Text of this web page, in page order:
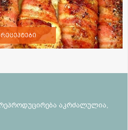
რეცეპტები
აკრძალულია,